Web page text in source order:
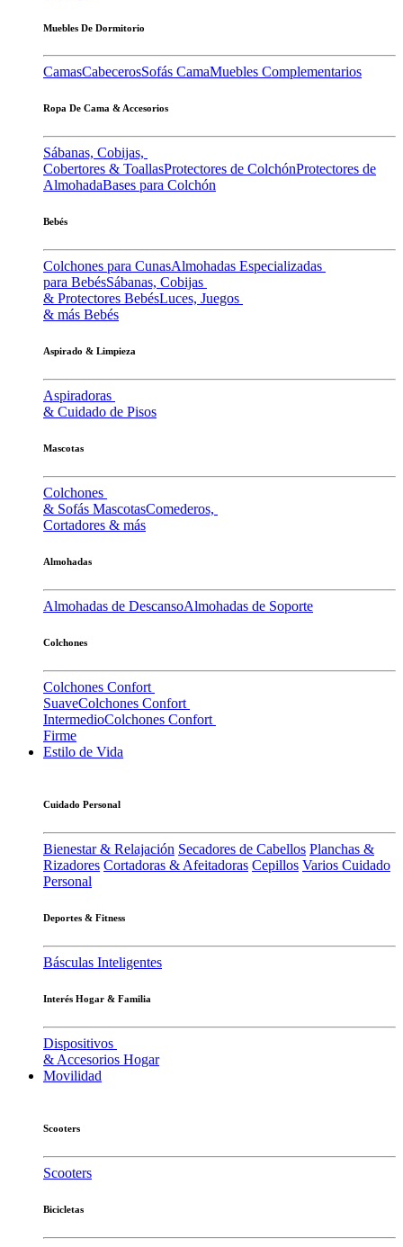
Muebles De Dormitorio
CamasCabecerosSofás CamaMuebles Complementarios
Ropa De Cama & Accesorios
Sábanas, Cobijas,
Cobertores & ToallasProtectores de ColchónProtectores de
AlmohadaBases para Colchón
Bebés
Colchones para CunasAlmohadas Especializadas
para BebésSábanas, Cobijas
& Protectores BebésLuces, Juegos
& más Bebés
Aspirado & Limpieza
Aspiradoras
& Cuidado de Pisos
Mascotas
Colchones
& Sofás MascotasComederos,
Cortadores & más
Almohadas
Almohadas de DescansoAlmohadas de Soporte
Colchones
Colchones Confort
SuaveColchones Confort
IntermedioColchones Confort
Firme
Estilo de Vida
Cuidado Personal
Bienestar & Relajación Secadores de Cabellos Planchas &
Rizadores Cortadoras & Afeitadoras Cepillos Varios Cuidado
Personal
Deportes & Fitness
Básculas Inteligentes
Interés Hogar & Familia
Dispositivos
& Accesorios Hogar
Movilidad
Scooters
Scooters
Bicicletas